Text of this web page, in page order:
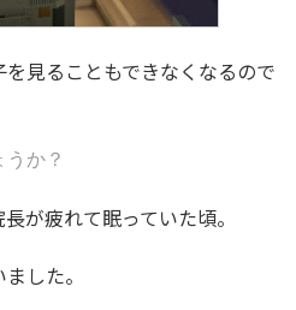
見ることもできなくなるので
か？
が疲れて眠っていた頃。
した。